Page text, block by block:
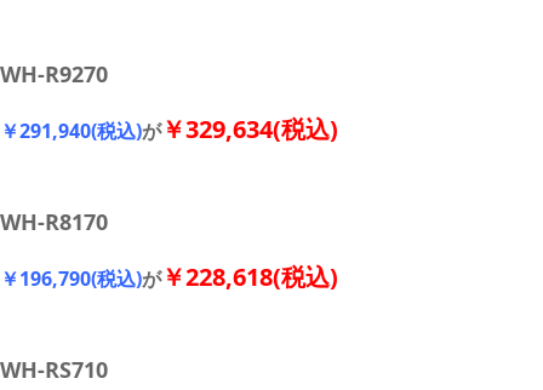
WH-R9270
￥291,940(税込)が￥329,634(税込)
WH-R8170
￥196,790(税込)が￥228,618(税込)
WH-RS710